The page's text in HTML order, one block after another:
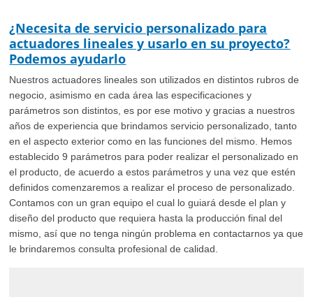
¿Necesita de servicio personalizado para
actuadores lineales y usarlo en su proyecto?
Podemos ayudarlo
Nuestros actuadores lineales son utilizados en distintos rubros de
negocio, asimismo en cada área las especificaciones y
parámetros son distintos, es por ese motivo y gracias a nuestros
años de experiencia que brindamos servicio personalizado, tanto
en el aspecto exterior como en las funciones del mismo. Hemos
establecido 9 parámetros para poder realizar el personalizado en
el producto, de acuerdo a estos parámetros y una vez que estén
definidos comenzaremos a realizar el proceso de personalizado.
Contamos con un gran equipo el cual lo guiará desde el plan y
diseño del producto que requiera hasta la producción final del
mismo, así que no tenga ningún problema en contactarnos ya que
le brindaremos consulta profesional de calidad.